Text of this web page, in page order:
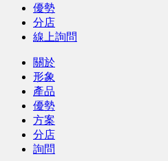
優勢
分店
線上詢問
關於
形象
產品
優勢
方案
分店
詢問